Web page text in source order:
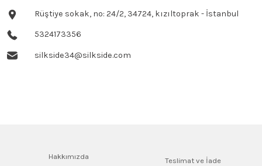
Rüştiye sokak, no: 24/2, 34724, kızıltoprak - İstanbul
5324173356
silkside34@silkside.com
Hakkımızda
Teslimat ve İade